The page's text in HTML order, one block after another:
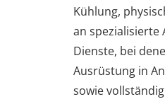
Kühlung,
an spezialisierte
Dienste, bei
Ausrüstung in
sowie